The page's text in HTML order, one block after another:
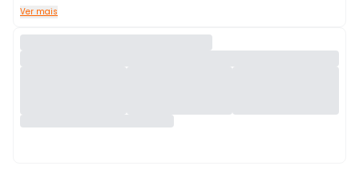
Ver mais